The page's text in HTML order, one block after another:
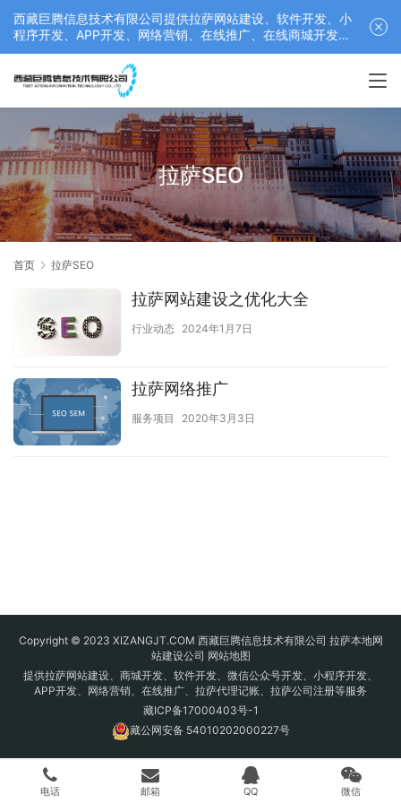
西藏巨腾信息技术有限公司提供拉萨网站建设、软件开发、小
程序开发、APP开发、网络营销、在线推广、在线商城开发等
服务，联系电话： 17689511878
拉萨SEO
首页 拉萨SEO
拉萨网站建设之优化大全
行业动态 2024年1月7日
拉萨网络推广
服务项目 2020年3月3日
Copyright © 2023 XIZANGJT.COM 西藏巨腾信息技术有限公司 拉萨本地网
站建设公司 网站地图
提供拉萨网站建设、商城开发、软件开发、微信公众号开发、小程序开发、
APP开发、网络营销、在线推广、拉萨代理记账、拉萨公司注册等服务
藏ICP备17000403号-1
藏公网安备 54010202000227号
电话 邮箱 QQ 微信